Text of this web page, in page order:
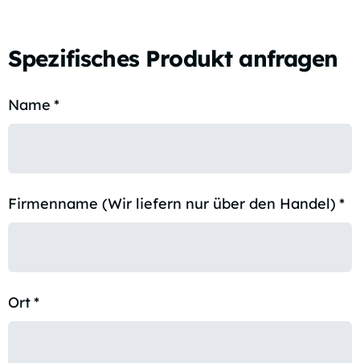
Spezifisches Produkt anfragen
Name *
Firmenname (Wir liefern nur über den Handel) *
Ort*